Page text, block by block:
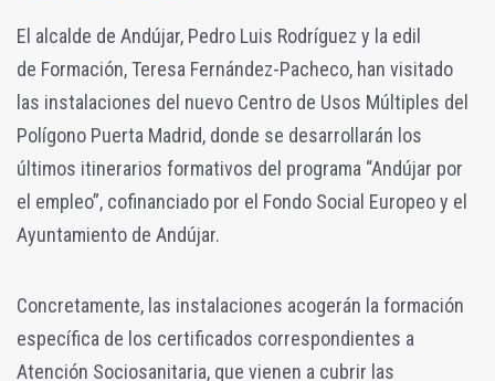
El alcalde de Andújar, Pedro Luis Rodríguez y la edil
de Formación, Teresa Fernández-Pacheco, han visitado
las instalaciones del nuevo Centro de Usos Múltiples del
Polígono Puerta Madrid, donde se desarrollarán los
últimos itinerarios formativos del programa “Andújar por
el empleo”, cofinanciado por el Fondo Social Europeo y el
Ayuntamiento de Andújar.
Concretamente, las instalaciones acogerán la formación
específica de los certificados correspondientes a
Atención Sociosanitaria, que vienen a cubrir las